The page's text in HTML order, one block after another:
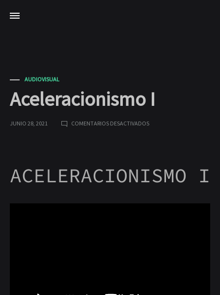
AUDIOVISUAL
Aceleracionismo I
JUNIO 28, 2021 COMENTARIOS DESACTIVADOSEN
I
JUNIO
ACELERACIONISMO I